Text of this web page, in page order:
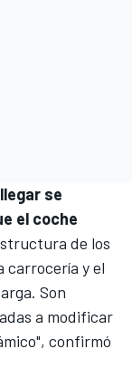
se
el coche
de los
carrocería y el
Son
a modificar
confirmó